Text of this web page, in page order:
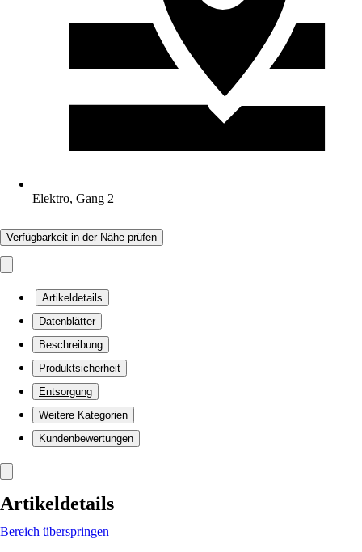
Elektro, Gang 2
Verfügbarkeit in der Nähe prüfen
Artikeldetails
Datenblätter
Beschreibung
Produktsicherheit
Entsorgung
Weitere Kategorien
Kundenbewertungen
Artikeldetails
Bereich überspringen